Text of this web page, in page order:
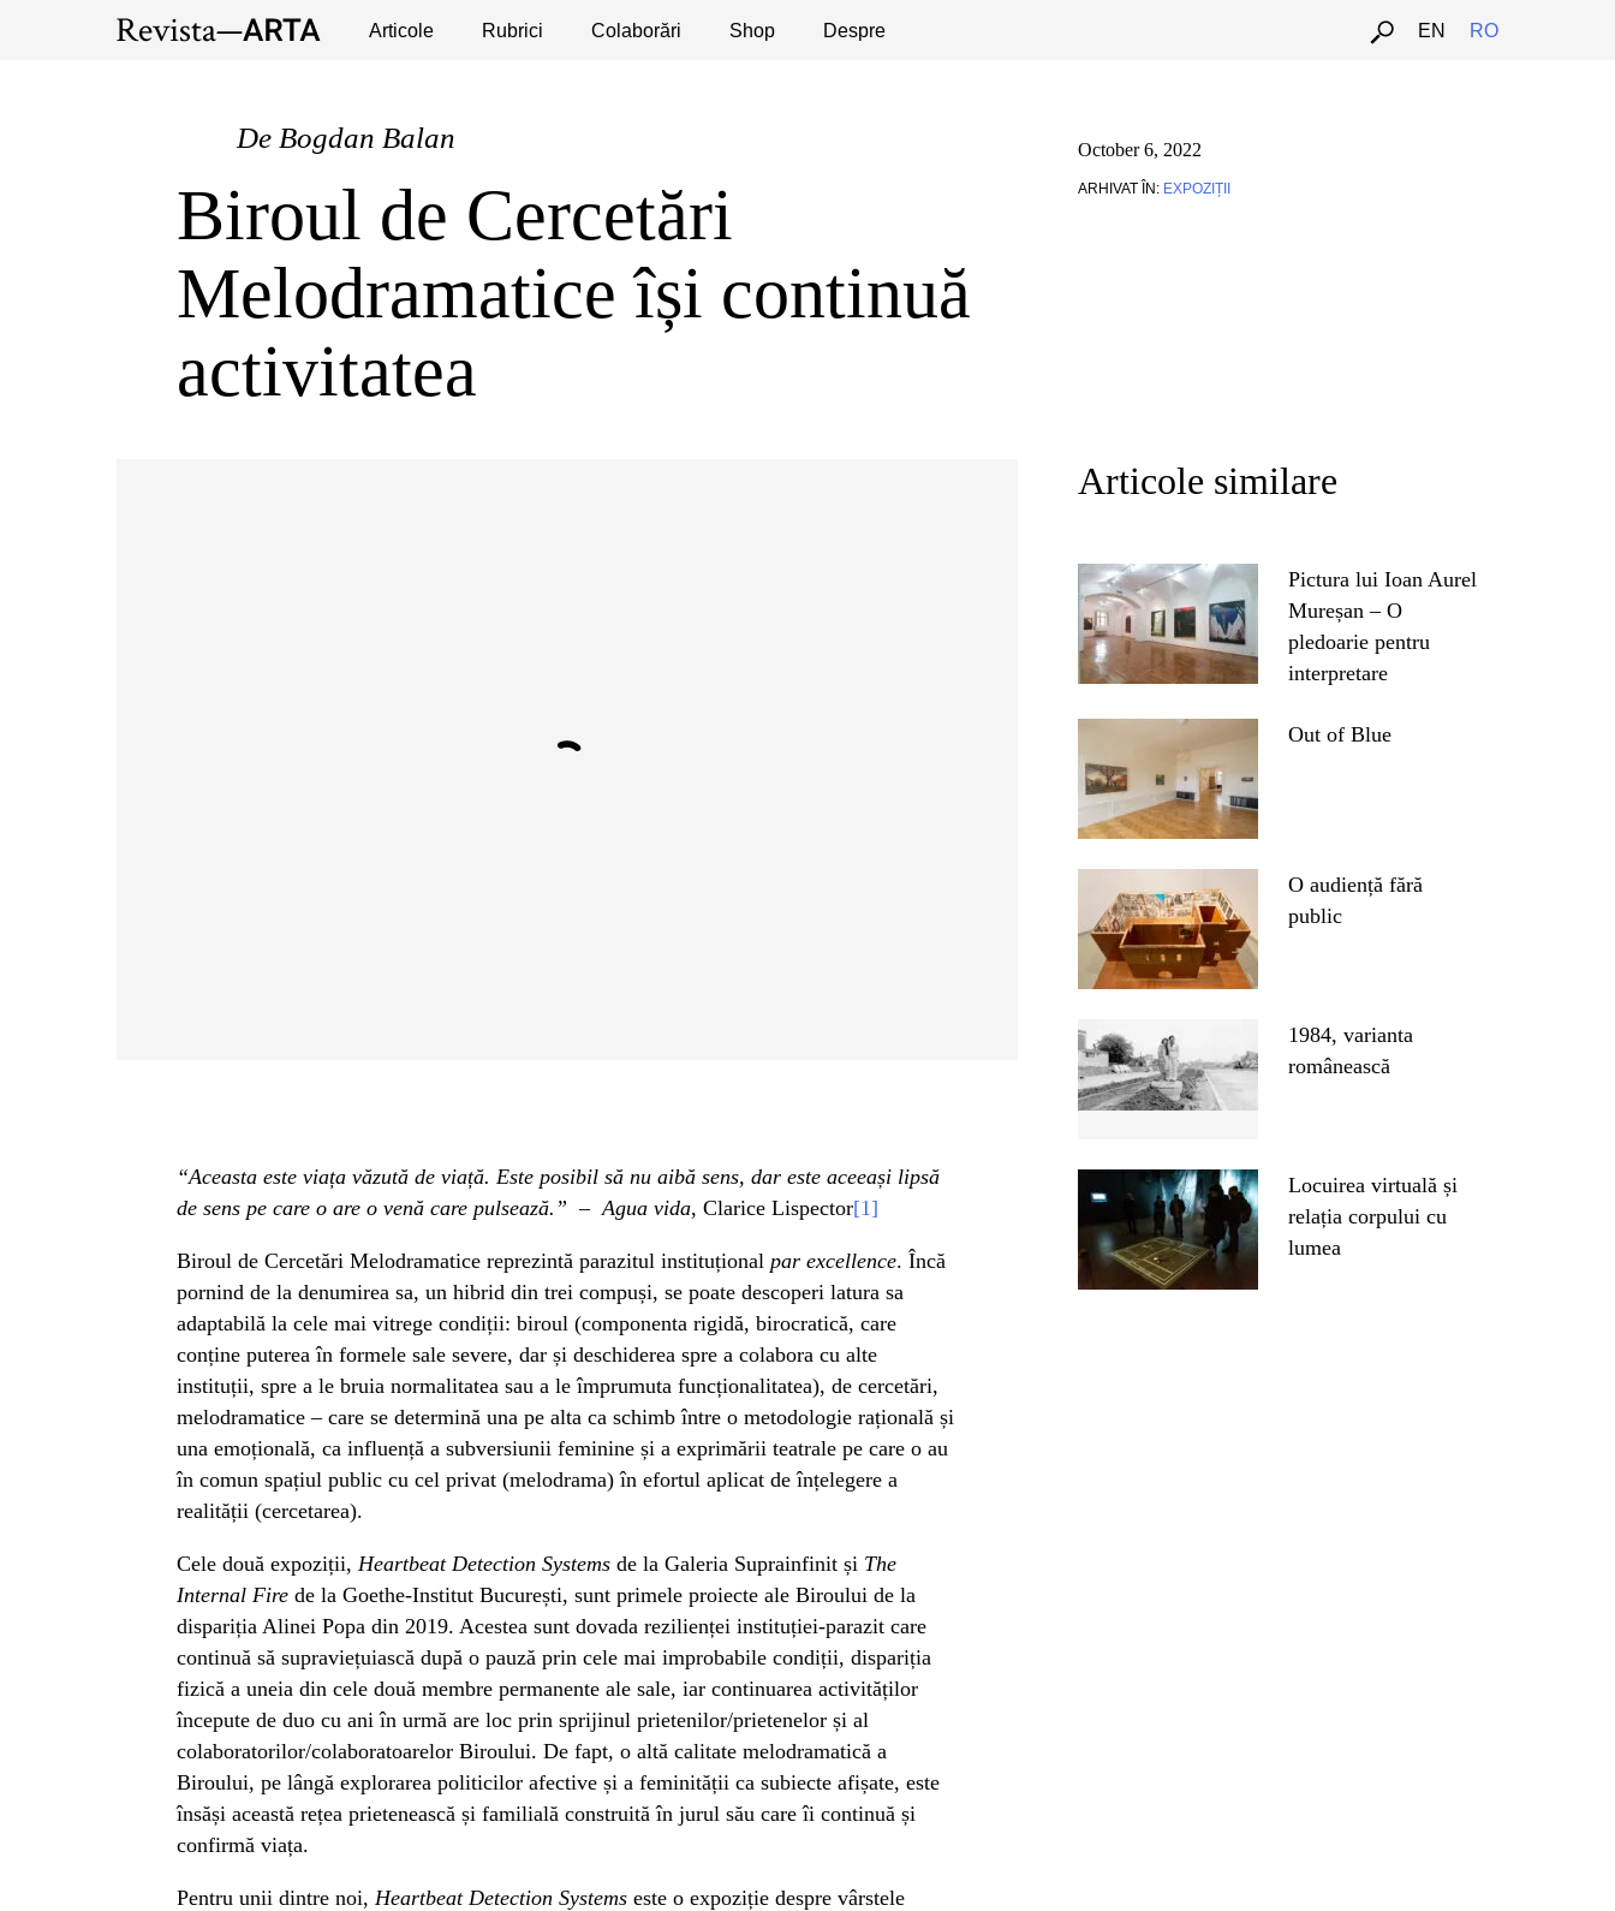
Articole Rubrici Colaborări Shop Despre EN RO
Expoziții Evenimente Interviuri Publicaţii Dezbateri Apeluri
De Bogdan Balan
Biroul de Cercetări
Melodramatice își continuă
activitatea
October 6, 2022
ARHIVAT ÎN: EXPOZIȚII
“Aceasta este viața văzută de viață. Este posibil să nu aibă sens, dar este aceeași lipsă
de sens pe care o are o venă care pulsează.” – Agua vida, Clarice Lispector[1]
Biroul de Cercetări Melodramatice reprezintă parazitul instituțional par excellence. Încă
pornind de la denumirea sa, un hibrid din trei compuși, se poate descoperi latura sa
adaptabilă la cele mai vitrege condiții: biroul (componenta rigidă, birocratică, care
conține puterea în formele sale severe, dar și deschiderea spre a colabora cu alte
instituții, spre a le bruia normalitatea sau a le împrumuta funcționalitatea), de cercetări,
melodramatice – care se determină una pe alta ca schimb între o metodologie rațională și
una emoțională, ca influență a subversiunii feminine și a exprimării teatrale pe care o au
în comun spațiul public cu cel privat (melodrama) în efortul aplicat de înțelegere a
realității (cercetarea).
Cele două expoziții, Heartbeat Detection Systems de la Galeria Suprainfinit și The
Internal Fire de la Goethe-Institut București, sunt primele proiecte ale Biroului de la
dispariția Alinei Popa din 2019. Acestea sunt dovada rezilienței instituției-parazit care
continuă să supraviețuiască după o pauză prin cele mai improbabile condiții, dispariția
fizică a uneia din cele două membre permanente ale sale, iar continuarea activităților
începute de duo cu ani în urmă are loc prin sprijinul prietenilor/prietenelor și al
colaboratorilor/colaboratoarelor Biroului. De fapt, o altă calitate melodramatică a
Biroului, pe lângă explorarea politicilor afective și a feminității ca subiecte afișate, este
însăși această rețea prietenească și familială construită în jurul său care îi continuă și
confirmă viața.
Pentru unii dintre noi, Heartbeat Detection Systems este o expoziție despre vârstele
Articole similare
Pictura lui Ioan Aurel
Mureșan – O
pledoarie pentru
interpretare
Out of Blue
O audiență fără
public
1984, varianta
românească
Locuirea virtuală și
relația corpului cu
lumea